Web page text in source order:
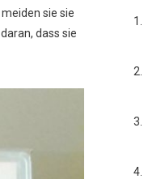
sie sie
dass sie